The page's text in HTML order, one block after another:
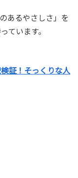
あるやさしさ」を
ています。
証！そっくりな人